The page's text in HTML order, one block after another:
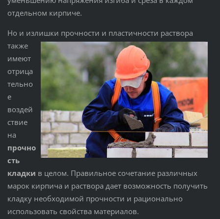
отдельном кирпиче.
Но и излишки прочности и пластичности раствора
также
имеют
отрица
тельно
е
воздей
ствие
на
прочно
сть
кладки в целом. Правильное сочетание различных
марок кирпича и раствора дает возможность получить
кладку необходимой прочности и рационально
использовать свойства материалов.